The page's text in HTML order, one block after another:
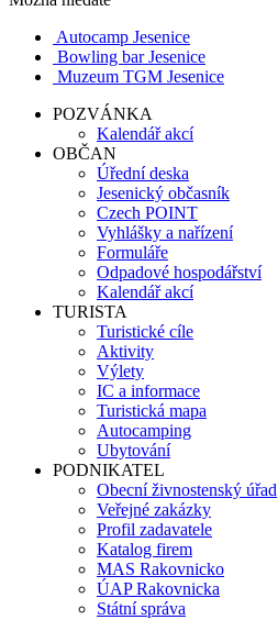
Autocamp Jesenice
Bowling bar Jesenice
Muzeum TGM Jesenice
POZVÁNKA
Kalendář akcí
OBČAN
Úřední deska
Jesenický občasník
Czech POINT
Vyhlášky a nařízení
Formuláře
Odpadové hospodářství
Kalendář akcí
TURISTA
Turistické cíle
Aktivity
Výlety
IC a informace
Turistická mapa
Autocamping
Ubytování
PODNIKATEL
Obecní živnostenský úřad
Veřejné zakázky
Profil zadavatele
Katalog firem
MAS Rakovnicko
ÚAP Rakovnicka
Státní správa